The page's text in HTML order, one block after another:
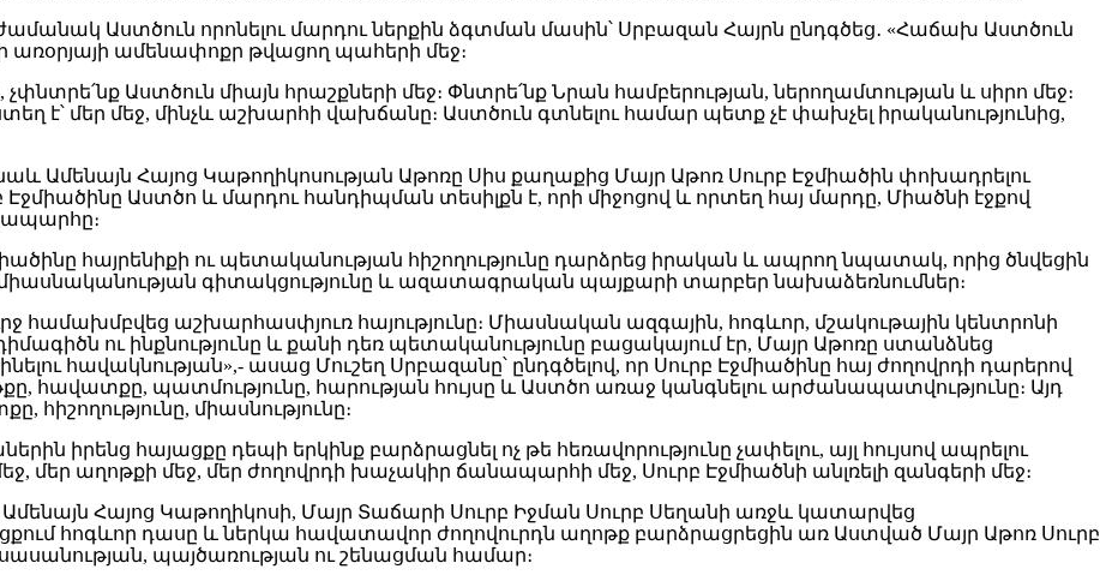
Աստծուն որոնելու մարդու ներքին ձգտման մասին՝ Սրբազան Հայրն ընդգծեց․ «Հաճախ Աստծուն
առօրյայի ամենափոքր թվացող պահերի մեջ։
չփնտրե՛նք Աստծուն միայն հրաշքների մեջ։ Փնտրե՛նք Նրան համբերության, ներողամտության և սիրո մեջ։
է՝ մեր մեջ, մինչև աշխարհի վախճանը։ Աստծուն գտնելու համար պետք չէ փախչել իրականությունից,
Հայոց Կաթողիկոսության Աթոռը Սիս քաղաքից Մայր Աթոռ Սուրբ Էջմիածին փոխադրելու
Աստծո և մարդու հանդիպման տեսիլքն է, որի միջոցով և որտեղ հայ մարդը, Միածնի էջքով
հայրենիքի ու պետականության հիշողությունը դարձրեց իրական և ապրող նպատակ, որից ծնվեցին
գիտակցությունը և ազատագրական պայքարի տարբեր նախաձեռնումներ։
համախմբվեց աշխարհասփյուռ հայությունը։ Միասնական ազգային, հոգևոր, մշակութային կենտրոնի
ու ինքնությունը և քանի դեռ պետականությունը բացակայում էր, Մայր Աթոռը ստանձնեց
հավակնության»,- ասաց Մուշեղ Սրբազանը՝ ընդգծելով, որ Սուրբ Էջմիածինը հայ ժողովրդի դարերով
հավատքը, պատմությունը, հարության հույսը և Աստծո առաջ կանգնելու արժանապատվությունը։ Այդ
հիշողությունը, միասնությունը։
իրենց հայացքը դեպի երկինք բարձրացնել ոչ թե հեռավորությունը չափելու, այլ հույսով ապրելու
մեր աղոթքի մեջ, մեր ժողովրդի խաչակիր ճանապարհի մեջ, Սուրբ Էջմիածնի անլռելի զանգերի մեջ։
Հայոց Կաթողիկոսի, Մայր Տաճարի Սուրբ Իջման Սուրբ Սեղանի առջև կատարվեց
հոգևոր դասը և ներկա հավատավոր ժողովուրդն աղոթք բարձրացրեցին առ Աստված Մայր Աթոռ Սուրբ
պայծառության ու շենացման համար։